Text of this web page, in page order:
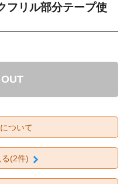
フリル部分テープ使
ついて
る(2件)